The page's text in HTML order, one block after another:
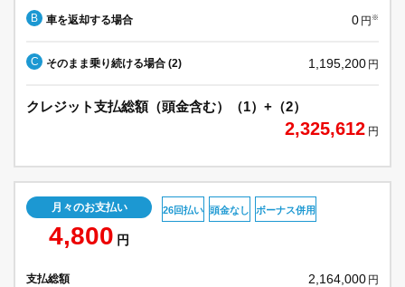
B 車を返却する場合 0 円 ※
C そのまま乗り続ける場合 (2) 1,195,200 円
クレジット支払総額（頭金含む）（1）+（2）
2,325,612 円
月々のお支払い
4,800 円
26回払い 頭金なし ボーナス併用
支払総額 2,164,000 円